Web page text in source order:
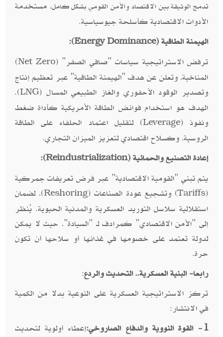
تدمج الوثيقة بين الاقتصاد والأمن القومي بشكل كامل، مستخدمة
الأدوات الاقتصادية كأسلحة جيوسياسية.
الهيمنة الطاقية (Energy Dominance
):
ترفض الاستراتيجية سياسات "صافي الصفر" (Net Zero
)
المناخية، وتعلن عن هدف "الهيمنة الطاقية" عبر تعظيم إنتاج
وتصدير الوقود الأحفوري والغاز الطبيعي المسال (LNG
).
الهدف هو استخدام فوائض الطاقة الأمريكية كأداة ضغط
ونفوذ (Leverage) لتقليل اعتماد الحلفاء على الطاقة
الروسية، وكسلاح اقتصادي لتعزيز الميزان التجاري.
إعادة التصنيع والحمائية (Reindustrialization
):
يتم تبني "القومية الاقتصادية" عبر فرض تعريفات جمركية
(
Tariffs) وتشجيع عودة الصناعات (Reshoring)، لضمان
استقلالية سلاسل التوريد العسكرية والمدنية الحيوية. يُنظر
إلى "الأمن الاقتصادي" كمرادف لـ "السيادة"، حيث لا يمكن
لدولة تعتمد على خصومها في غذائها أو سلاحها أن تكون
حرة.
رابعا- البنية العسكرية.. التحديث والردع:
تركز الاستراتيجية العسكرية على النوعية بدلا من الكمية
في الانتشار:
1- القوة النووية والدفاع الصاروخي:
إعطاء أولوية لتحديث